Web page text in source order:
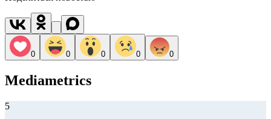
0 0 0 0 0
Mediametrics
5